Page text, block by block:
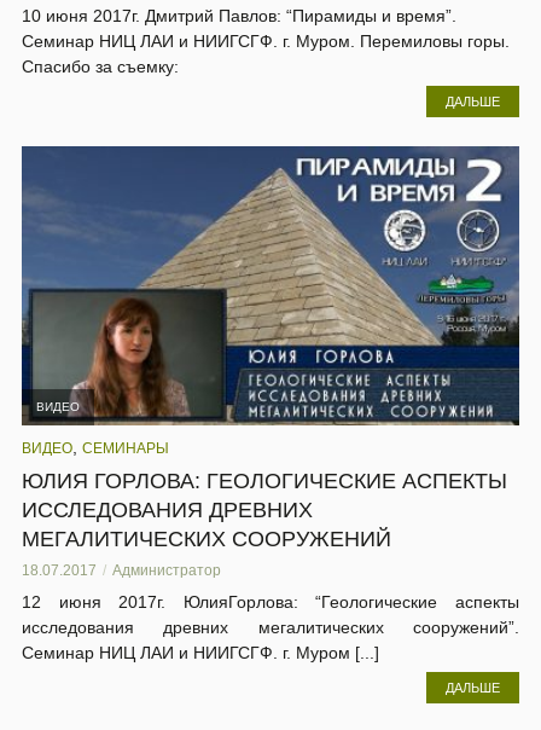
10 июня 2017г. Дмитрий Павлов: “Пирамиды и время”.
Семинар НИЦ ЛАИ и НИИГСГФ. г. Муром. Перемиловы горы.
Спасибо за съемку:
ДАЛЬШЕ
ВИДЕО
ВИДЕО СЕМИНАРЫ
ЮЛИЯ ГОРЛОВА: ГЕОЛОГИЧЕСКИЕ АСПЕКТЫ
ИССЛЕДОВАНИЯ ДРЕВНИХ
МЕГАЛИТИЧЕСКИХ СООРУЖЕНИЙ
18.07.2017 Администратор
12 июня 2017г. ЮлияГорлова: “Геологические аспекты
исследования древних мегалитических сооружений”.
Семинар НИЦ ЛАИ и НИИГСГФ. г. Муром [...]
ДАЛЬШЕ